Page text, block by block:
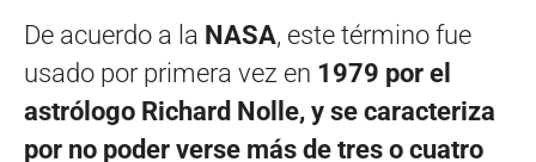
De acuerdo a la NASA, este término fue
usado por primera vez en 1979 por el
astrólogo Richard Nolle, y se caracteriza
por no poder verse más de tres o cuatro